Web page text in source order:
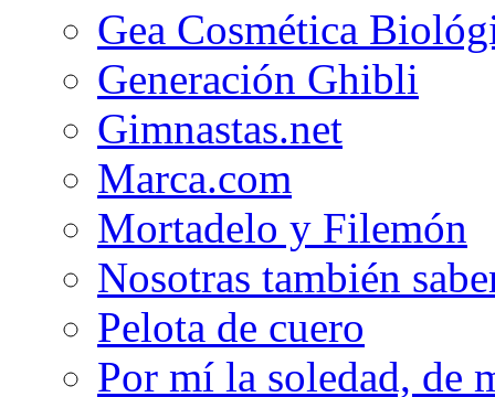
Gea Cosmética
Generación Ghibli
Gimnastas.net
Marca.com
Mortadelo y Filemón
Nosotras también
Pelota de cuero
Por mí la soledad, de